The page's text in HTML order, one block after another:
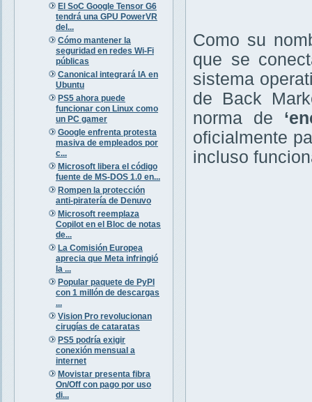
El SoC Google Tensor G6
tendrá una GPU PowerVR
del...
Cómo mantener la
seguridad en redes Wi-Fi
públicas
Canonical integrará IA en
Ubuntu
PS5 ahora puede
funcionar con Linux como
un PC gamer
Google enfrenta protesta
masiva de empleados por
c...
Microsoft libera el código
fuente de MS-DOS 1.0 en...
Rompen la protección
anti-piratería de Denuvo
Microsoft reemplaza
Copilot en el Bloc de notas
de...
La Comisión Europea
aprecia que Meta infringió
la ...
Popular paquete de PyPI
con 1 millón de descargas
...
Vision Pro revolucionan
cirugías de cataratas
PS5 podría exigir
conexión mensual a
internet
Movistar presenta fibra
On/Off con pago por uso
di...
Como su
que se
sistema
de Back
norma de
oficialmente
incluso